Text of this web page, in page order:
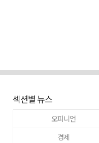
섹션별 뉴스
오피니언
경제